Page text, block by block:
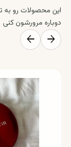
این محصولات رو
دوباره مرورشون کنی
arrow_forward
arrow_back